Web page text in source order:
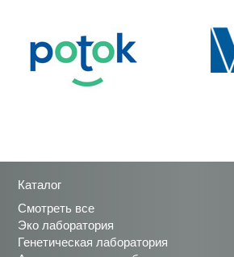
Каталог
Смотреть все
Эко лаборатория
Генетическая лаборатория